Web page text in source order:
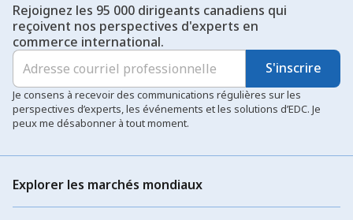
Rejoignez les 95 000 dirigeants canadiens qui
reçoivent nos perspectives d'experts en
commerce international.
S'inscrire
Je consens à recevoir des communications régulières sur les
perspectives d’experts, les événements et les solutions d’EDC. Je
peux me désabonner à tout moment.
Explorer les marchés mondiaux